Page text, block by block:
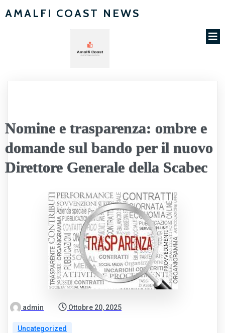
AMALFI COAST NEWS
Nomine e trasparenza: ombre e
domande sul bando per il nuovo
Direttore Generale della Scabec
admin Ottobre 20, 2025
Uncategorized